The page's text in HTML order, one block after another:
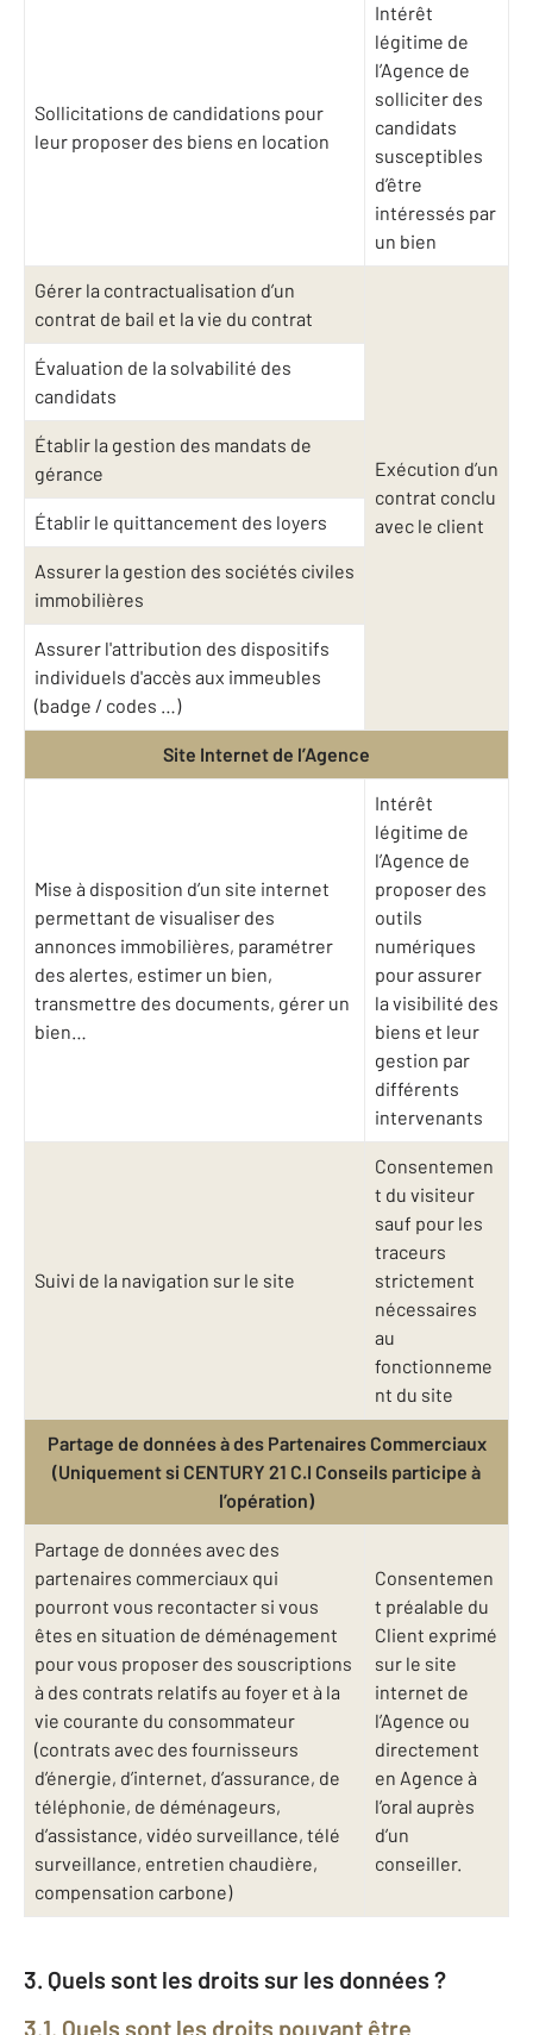
Sollicitations de candidations pour
leur proposer des biens en location
Intérêt
légitime de
l’Agence de
solliciter des
candidats
susceptibles
d’être
intéressés par
un bien
Gérer la contractualisation d’un
contrat de bail et la vie du contrat
Exécution d’un
contrat conclu
avec le client
Évaluation de la solvabilité des
candidats
Établir la gestion des mandats de
gérance
Établir le quittancement des loyers
Assurer la gestion des sociétés civiles
immobilières
Assurer l'attribution des dispositifs
individuels d'accès aux immeubles
(badge / codes …)
Site Internet de l’Agence
Mise à disposition d’un site internet
permettant de visualiser des
annonces immobilières, paramétrer
des alertes, estimer un bien,
transmettre des documents, gérer un
bien…
Intérêt
légitime de
l’Agence de
proposer des
outils
numériques
pour assurer
la visibilité des
biens et leur
gestion par
différents
intervenants
Suivi de la navigation sur le site
Consentemen
t du visiteur
sauf pour les
traceurs
strictement
nécessaires
au
fonctionneme
nt du site
Partage de données à des Partenaires Commerciaux
(Uniquement si CENTURY 21 C.I Conseils participe à
l’opération)
Partage de données avec des
partenaires commerciaux qui
pourront vous recontacter si vous
êtes en situation de déménagement
pour vous proposer des souscriptions
à des contrats relatifs au foyer et à la
vie courante du consommateur
(contrats avec des fournisseurs
d’énergie, d’internet, d’assurance, de
téléphonie, de déménageurs,
d’assistance, vidéo surveillance, télé
surveillance, entretien chaudière,
compensation carbone)
Consentemen
t préalable du
Client exprimé
sur le site
internet de
l’Agence ou
directement
en Agence à
l’oral auprès
d’un
conseiller.
3. Quels sont les droits sur les données ?
3.1. Quels sont les droits pouvant être